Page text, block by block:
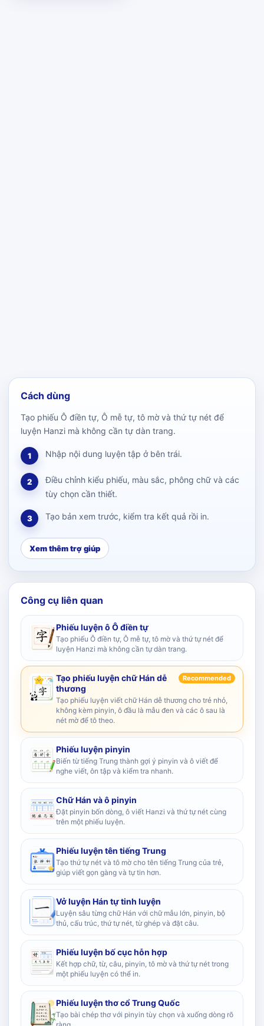
Cách dùng
Tạo phiếu Ô điền tự, Ô mễ tự, tô mờ và thứ tự nét để
luyện Hanzi mà không cần tự dàn trang.
1 Nhập nội dung luyện tập ở bên trái.
2
Điều chỉnh kiểu phiếu, màu sắc, phông chữ và các
tùy chọn cần thiết.
3 Tạo bản xem trước, kiểm tra kết quả rồi in.
Xem thêm trợ giúp
Công cụ liên quan
Phiếu luyện ô Ô điền tự
Tạo phiếu Ô điền tự, Ô mễ tự, tô mờ và thứ tự nét để
luyện Hanzi mà không cần tự dàn trang.
Tạo phiếu luyện chữ Hán dễ
thương
Recommended
Tạo phiếu luyện viết chữ Hán dễ thương cho trẻ nhỏ,
không kèm pinyin, ô đầu là mẫu đen và các ô sau là
nét mờ để tô theo.
Phiếu luyện pinyin
Biến từ tiếng Trung thành gợi ý pinyin và ô viết để
nghe viết, ôn tập và kiểm tra nhanh.
Chữ Hán và ô pinyin
Đặt pinyin bốn dòng, ô viết Hanzi và thứ tự nét cùng
trên một phiếu luyện.
Phiếu luyện tên tiếng Trung
Tạo thứ tự nét và tô mờ cho tên tiếng Trung của trẻ,
giúp viết gọn gàng và tự tin hơn.
Vở luyện Hán tự tinh luyện
Luyện sâu từng chữ Hán với chữ mẫu lớn, pinyin, bộ
thủ, cấu trúc, thứ tự nét, từ ghép và đặt câu.
Phiếu luyện bố cục hỗn hợp
Kết hợp chữ, từ, câu, pinyin, tô mờ và thứ tự nét trong
một phiếu luyện có thể in.
Phiếu luyện thơ cổ Trung Quốc
Tạo bài chép thơ với pinyin tùy chọn và xuống dòng rõ